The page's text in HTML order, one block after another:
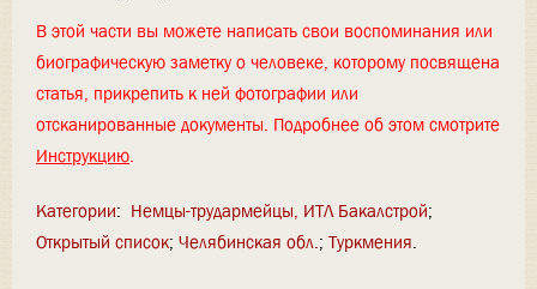
В этой части вы можете написать свои воспоминания или
биографическую заметку о человеке, которому посвящена
статья, прикрепить к ней фотографии или
отсканированные документы. Подробнее об этом смотрите
Инструкцию.
Категории: Немцы-трудармейцы, ИТЛ Бакалстрой
Открытый список Челябинская обл. Туркмения